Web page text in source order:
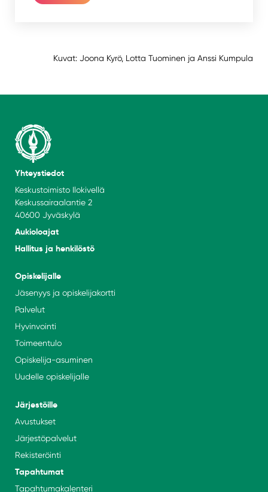
Kuvat: Joona Kyrö, Lotta Tuominen ja Anssi Kumpula
Yhteystiedot
Keskustoimisto Ilokivellä
Keskussairaalantie 2
40600 Jyväskylä
Aukioloajat
Hallitus ja henkilöstö
Opiskelijalle
Jäsenyys ja opiskelijakortti
Palvelut
Hyvinvointi
Toimeentulo
Opiskelija-asuminen
Uudelle opiskelijalle
Järjestöille
Avustukset
Järjestöpalvelut
Rekisteröinti
Tapahtumat
Tapahtumakalenteri